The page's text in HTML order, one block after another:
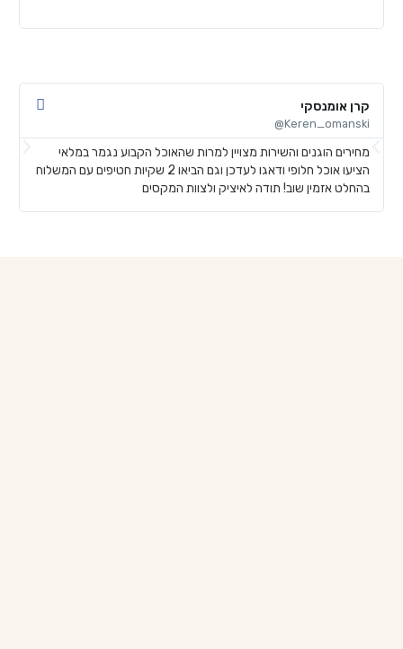
קרן אומנסקי
Keren_omanski@
מחירים הוגנים והשירות מצויין למרות שהאוכל הקבוע נגמר במלאי
הציעו אוכל חלופי ודאגו לעדכן וגם הביאו 2 שקיות חטיפים עם המשלוח
בהחלט אזמין שוב! תודה לאיציק ולצוות המקסים